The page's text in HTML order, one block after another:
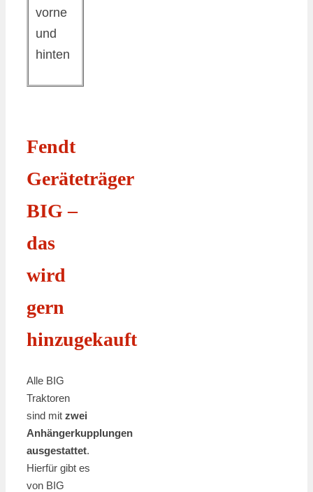
vorne
und
hinten
Fendt
Geräteträger
BIG –
das
wird
gern
hinzugekauft
Alle BIG
Traktoren
sind mit zwei
Anhängerkupplungen
ausgestattet.
Hierfür gibt es
von BIG